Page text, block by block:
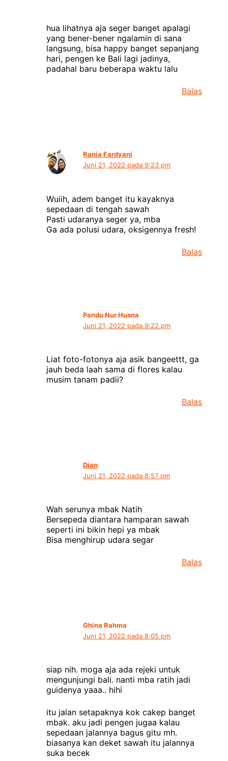
hua lihatnya aja seger banget apalagi
yang bener-bener ngalamin di sana
langsung, bisa happy banget sepanjang
hari, pengen ke Bali lagi jadinya,
padahal baru beberapa waktu lalu
Balas
Rania Fardyani
Juni 21, 2022 pada 9:23 pm
Wuiih, adem banget itu kayaknya
sepedaan di tengah sawah
Pasti udaranya seger ya, mba
Ga ada polusi udara, oksigennya fresh!
Balas
Pandu Nur Husna
Juni 21, 2022 pada 9:22 pm
Liat foto-fotonya aja asik bangeettt, ga
jauh beda laah sama di flores kalau
musim tanam padii?
Balas
Dian
Juni 21, 2022 pada 8:57 pm
Wah serunya mbak Natih
Bersepeda diantara hamparan sawah
seperti ini bikin hepi ya mbak
Bisa menghirup udara segar
Balas
Ghina Rahma
Juni 21, 2022 pada 8:05 pm
siap nih. moga aja ada rejeki untuk
mengunjungi bali. nanti mba ratih jadi
guidenya yaaa.. hihi
itu jalan setapaknya kok cakep banget
mbak. aku jadi pengen jugaa kalau
sepedaan jalannya bagus gitu mh.
biasanya kan deket sawah itu jalannya
suka becek